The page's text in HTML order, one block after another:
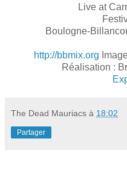
Live at
Boulogne-
http://bbmix.org
Réalisation :
The Dead Mauriacs à 18:02
Partager